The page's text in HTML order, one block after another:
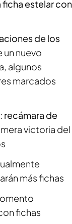
ficha estelar con
de los
un nuevo
algunos
marcados
recámara de
victoria del
más fichas
fichas